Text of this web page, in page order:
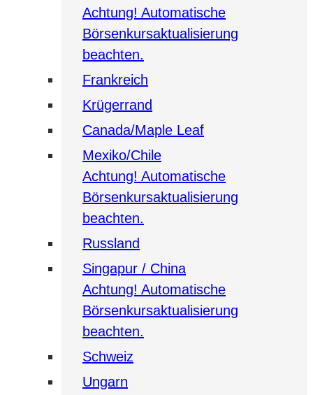
Achtung! Automatische
Börsenkursaktualisierung
beachten.
Frankreich
Krügerrand
Canada/Maple Leaf
Mexiko/Chile
Achtung! Automatische
Börsenkursaktualisierung
beachten.
Russland
Singapur / China
Achtung! Automatische
Börsenkursaktualisierung
beachten.
Schweiz
Ungarn